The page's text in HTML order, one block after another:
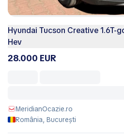
Hyundai Tucson Creative 1.6T-
Hev
28.000 EUR
MeridianOcazie.ro
România, București